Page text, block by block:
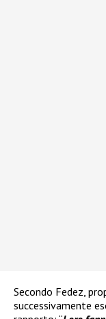
Secondo Fedez,
successivamente